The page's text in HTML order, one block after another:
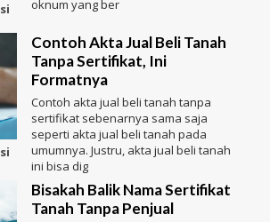
oknum yang ber
Contoh Akta Jual Beli Tanah
Tanpa Sertifikat, Ini
Formatnya
Contoh akta jual beli tanah tanpa
sertifikat sebenarnya sama saja
seperti akta jual beli tanah pada
umumnya. Justru, akta jual beli tanah
ini bisa dig
Bisakah Balik Nama Sertifikat
Tanah Tanpa Penjual